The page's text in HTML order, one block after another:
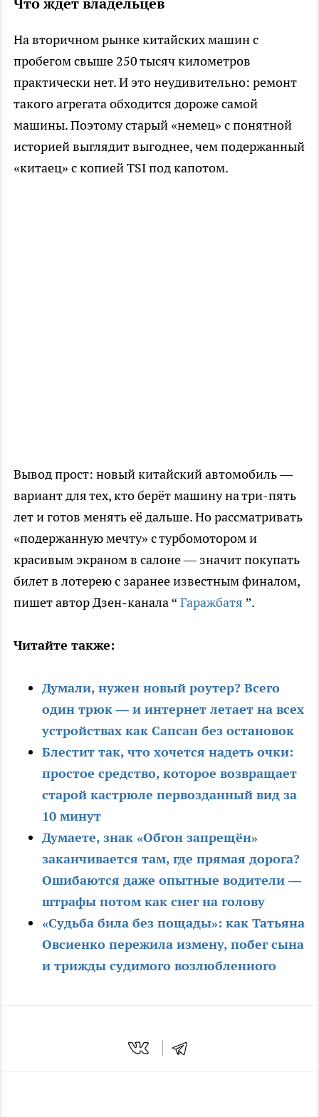
Что ждёт владельцев
На вторичном рынке китайских машин с
пробегом свыше 250 тысяч километров
практически нет. И это неудивительно: ремонт
такого агрегата обходится дороже самой
машины. Поэтому старый «немец» с понятной
историей выглядит выгоднее, чем подержанный
«китаец» с копией TSI под капотом.
Вывод прост: новый китайский автомобиль —
вариант для тех, кто берёт машину на три-пять
лет и готов менять её дальше. Но рассматривать
«подержанную мечту» с турбомотором и
красивым экраном в салоне — значит покупать
билет в лотерею с заранее известным финалом,
пишет автор Дзен-канала “Гаражбатя ”.
Читайте также:
Думали, нужен новый роутер? Всего
один трюк — и интернет летает на всех
устройствах как Сапсан без остановок
Блестит так, что хочется надеть очки:
простое средство, которое возвращает
старой кастрюле первозданный вид за
10 минут
Думаете, знак «Обгон запрещён»
заканчивается там, где прямая дорога?
Ошибаются даже опытные водители —
штрафы потом как снег на голову
«Судьба била без пощады»: как Татьяна
Овсиенко пережила измену, побег сына
и трижды судимого возлюбленного